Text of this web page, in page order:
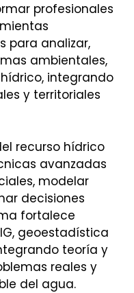
profesionales
para analizar,
ambientales,
integrando
y territoriales
recurso hídrico
avanzadas
modelar
decisiones
fortalece
geoestadística
teoría y
reales y
del agua.